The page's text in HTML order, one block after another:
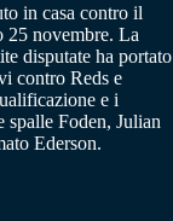
in casa contro il
25 novembre. La
disputate ha portato
contro Reds e
e i
spalle Foden, Julian
Ederson.